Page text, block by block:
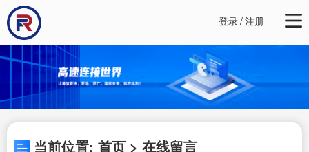
登录/注册
当前位置: 首页 > 在线留言